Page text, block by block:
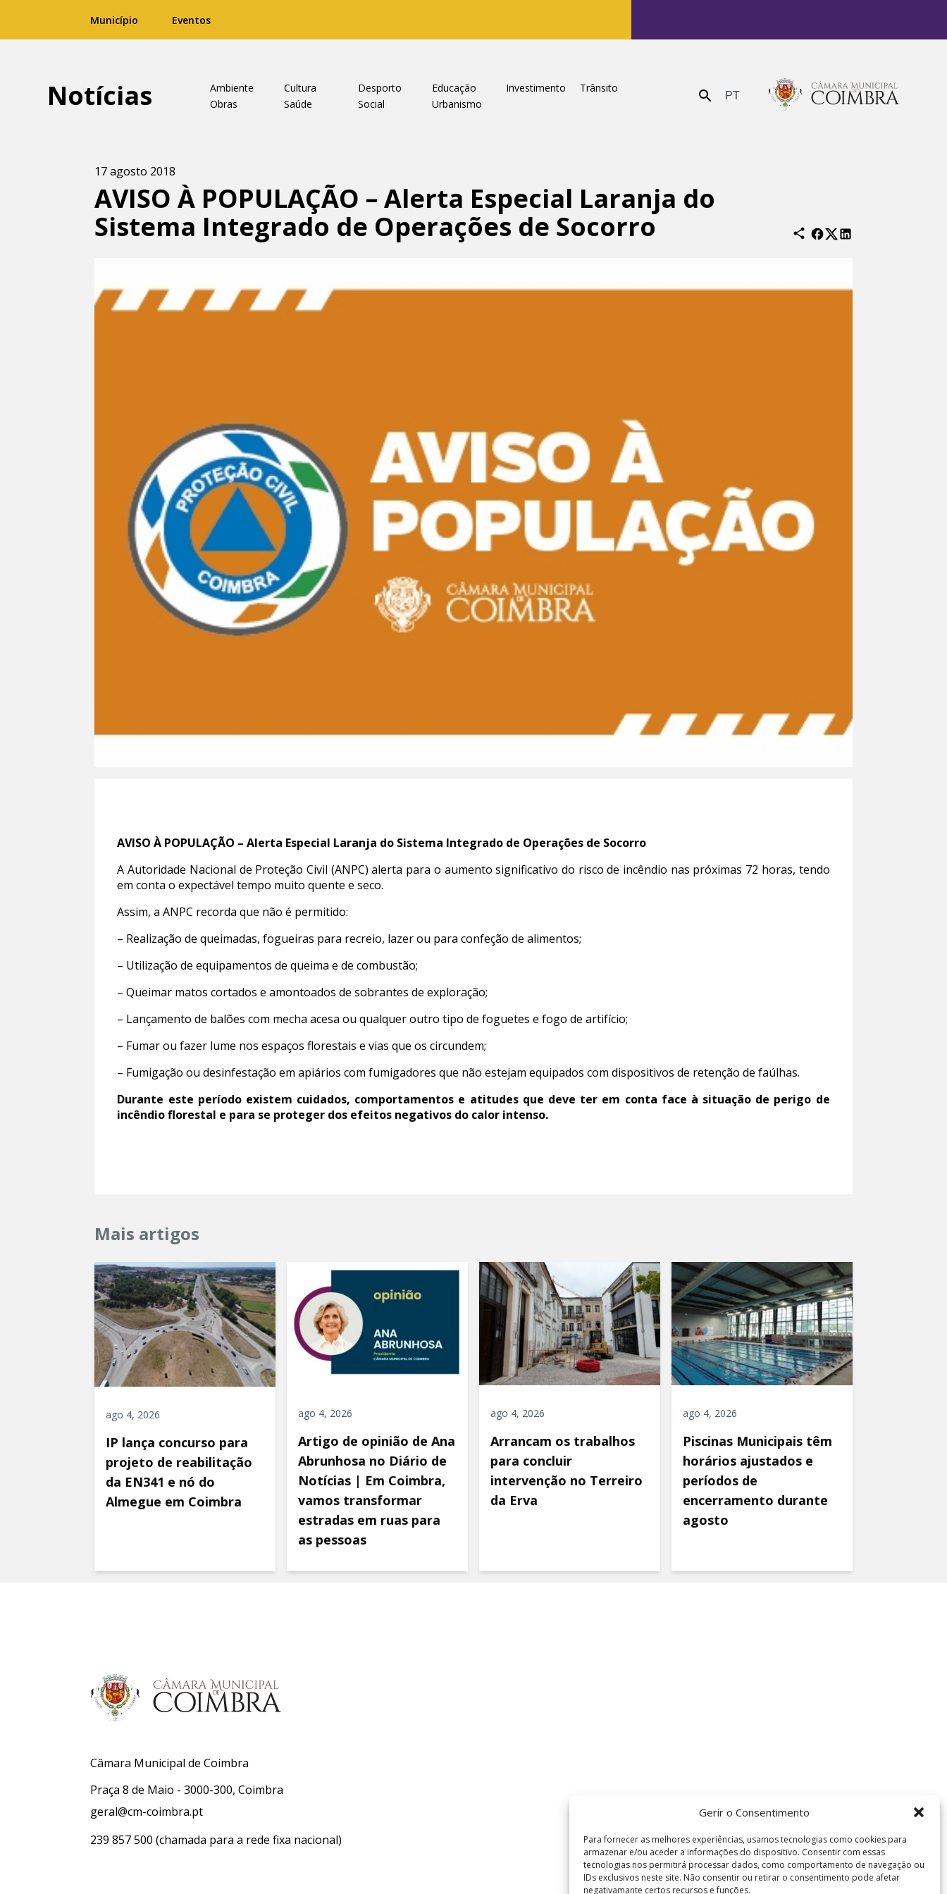
Gerir o Consentimento
Para fornecer as melhores experiências, usamos tecnologias como cookies para
armazenar e/ou aceder a informações do dispositivo. Consentir com essas
tecnologias nos permitirá processar dados, como comportamento de navegação ou
IDs exclusivos neste site. Não consentir ou retirar o consentimento pode afetar
negativamante certos recursos e funções.
Município Eventos
Notícias Ambiente Cultura Desporto Educação Investimento
Trânsito
Obras
Saúde Social Urbanismo Enviar PT
17 agosto 2018
AVISO À POPULAÇÃO – Alerta Especial Laranja do
Sistema Integrado de Operações de Socorro
AVISO À POPULAÇÃO – Alerta Especial Laranja do Sistema Integrado de Operações de Socorro
A Autoridade Nacional de Proteção Civil (ANPC) alerta para o aumento significativo do risco de incêndio nas próximas 72 horas, tendo
em conta o expectável tempo muito quente e seco.
Assim, a ANPC recorda que não é permitido:
– Realização de queimadas, fogueiras para recreio, lazer ou para confeção de alimentos;
– Utilização de equipamentos de queima e de combustão;
– Queimar matos cortados e amontoados de sobrantes de exploração;
– Lançamento de balões com mecha acesa ou qualquer outro tipo de foguetes e fogo de artifício;
– Fumar ou fazer lume nos espaços florestais e vias que os circundem;
– Fumigação ou desinfestação em apiários com fumigadores que não estejam equipados com dispositivos de retenção de faúlhas.
Durante este período existem cuidados, comportamentos e atitudes que deve ter em conta face à situação de perigo de
incêndio florestal e para se proteger dos efeitos negativos do calor intenso.
Mais artigos
ago 4, 2026
IP lança concurso para
projeto de reabilitação
da EN341 e nó do
Almegue em Coimbra
ago 4, 2026
Artigo de opinião de Ana
Abrunhosa no Diário de
Notícias | Em Coimbra,
vamos transformar
estradas em ruas para
as pessoas
ago 4, 2026
Arrancam os trabalhos
para concluir
intervenção no Terreiro
da Erva
ago 4, 2026
Piscinas Municipais têm
horários ajustados e
períodos de
encerramento durante
agosto
Câmara Municipal de Coimbra
Praça 8 de Maio - 3000-300, Coimbra
geral@cm-coimbra.pt
239 857 500 (chamada para a rede fixa nacional)